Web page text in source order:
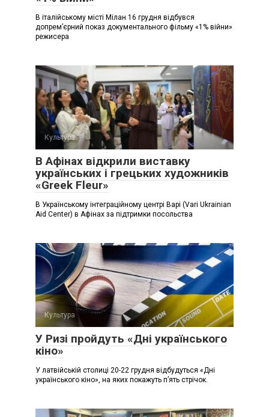
В італійському місті Мілан 16 грудня відбувся
допремʼєрний показ документального фільму «1% війни»
режисера
Культура
В Афінах відкрили виставку
українських і грецьких художників
«Greek Fleur»
В Українському інтеграційному центрі Варі (Vari Ukrainian
Aid Center) в Афінах за підтримки посольства
Культура
У Ризі пройдуть «Дні українського
кіно»
У латвійській столиці 20-22 грудня відбудуться «Дні
українського кіно», на яких покажуть п’ять стрічок.